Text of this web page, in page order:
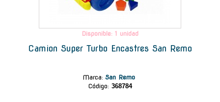
Disponible: 1 unidad
Camion Super Turbo Encastres San Remo
Marca: San Remo
Código: 368784